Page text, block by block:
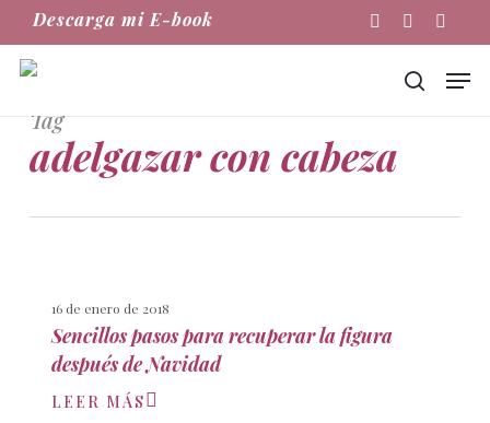
main
InstagramPhoneEmail
Descarga mi E-book
buscar
Tag
adelgazar con cabeza
16 de enero de 2018
Sencillos pasos para recuperar la figura
después de Navidad
LEER MÁS